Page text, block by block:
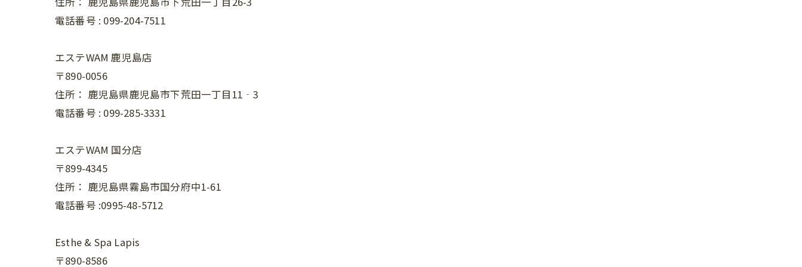
電話番号 : 099-204-7511
エステWAM 鹿児島店
〒890-0056
住所： 鹿児島県鹿児島市下荒田一丁目11‐3
電話番号 : 099-285-3331
エステWAM 国分店
〒899-4345
住所： 鹿児島県霧島市国分府中1-61
電話番号 :0995-48-5712
Esthe & Spa Lapis
〒890-8586